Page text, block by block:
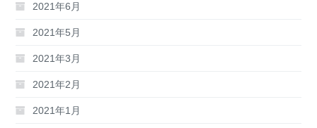
2021年6月
2021年5月
2021年3月
2021年2月
2021年1月